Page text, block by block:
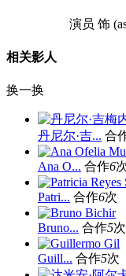
演员 饰
相关影人
换一换
丹尼尔·吉... 合
Ana O... 合作6
Patri... 合作6次
Bruno... 合作5次
Guill... 合作5次